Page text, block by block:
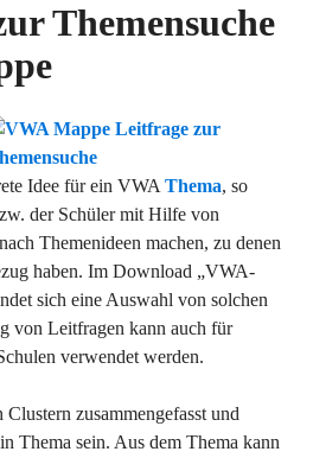
Themensuche
Idee für ein VWA Thema, so
der Schüler mit Hilfe von
Themenideen machen, zu denen
haben. Im Download „VWA-
sich eine Auswahl von solchen
von Leitfragen kann auch für
verwendet werden.
zusammengefasst und
Thema sein. Aus dem Thema kann